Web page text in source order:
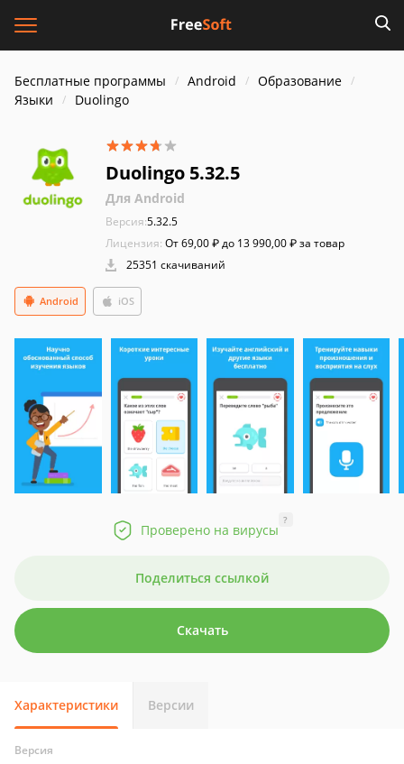
Бесплатные программы Android
Образование
Языки
Duolingo
Duolingo 5.32.5
Для Android
Версия:5.32.5
Лицензия: От 69,00 ₽ до 13 990,00 ₽ за товар
25351 скачиваний
Android iOS
Проверено на вирусы
?
Поделиться ссылкой
Скачать
Характеристики Версии
Версия